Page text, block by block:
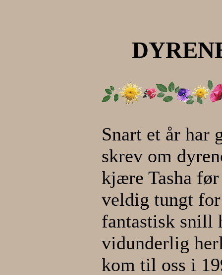
Snart et år har
skrev om
kjære Tasha
veldig tungt for
fantastisk snill
vidunderlig
kom til oss i